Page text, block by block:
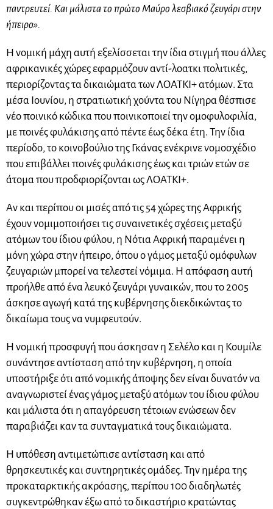
παντρευτεί. Και μάλιστα το πρώτο Μαύρο λεσβιακό ζευγάρι στην
ήπειρο».
Η νομική μάχη αυτή εξελίσσεται την ίδια στιγμή που άλλες
αφρικανικές χώρες εφαρμόζουν αντί-λοατκι πολιτικές,
περιορίζοντας τα δικαιώματα των ΛΟΑΤΚΙ+ ατόμων. Στα
μέσα Ιουνίου, η στρατιωτική χούντα του Νίγηρα θέσπισε
νέο ποινικό κώδικα που ποινικοποιεί την ομοφυλοφιλία,
με ποινές φυλάκισης από πέντε έως δέκα έτη. Την ίδια
περίοδο, το κοινοβούλιο της Γκάνας ενέκρινε νομοσχέδιο
που επιβάλλει ποινές φυλάκισης έως και τριών ετών σε
άτομα που προδφιορίζονται ως ΛΟΑΤΚΙ+.
Αν και περίπου οι μισές από τις 54 χώρες της Αφρικής
έχουν νομιμοποιήσει τις συναινετικές σχέσεις μεταξύ
ατόμων του ίδιου φύλου, η Νότια Αφρική παραμένει η
μόνη χώρα στην ήπειρο, όπου ο γάμος μεταξύ ομόφυλων
ζευγαριών μπορεί να τελεστεί νόμιμα. Η απόφαση αυτή
προήλθε από ένα λευκό ζευγάρι γυναικών, που το 2005
άσκησε αγωγή κατά της κυβέρνησης διεκδικώντας το
δικαίωμα τους να νυμφευτούν.
Η νομική προσφυγή που άσκησαν η Σελέλο και η Κουμίλε
συνάντησε αντίσταση από την κυβέρνηση, η οποία
υποστήριξε ότι από νομικής άποψης δεν είναι δυνατόν να
αναγνωριστεί ένας γάμος μεταξύ ατόμων του ίδιου φύλου
και μάλιστα ότι η απαγόρευση τέτοιων ενώσεων δεν
παραβιάζει καν τα συνταγματικά τους δικαιώματα.
Η υπόθεση αντιμετώπισε αντίσταση και από
θρησκευτικές και συντηρητικές ομάδες. Την ημέρα της
προκαταρκτικής ακρόασης, περίπου 100 διαδηλωτές
συγκεντρώθηκαν έξω από το δικαστήριο κρατώντας